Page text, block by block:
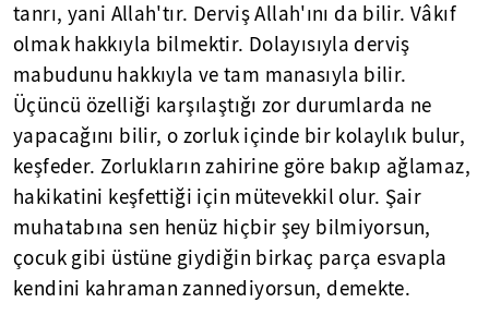
tanrı, yani Allah'tır. Derviş Allah'ını da bilir. Vâkıf
olmak hakkıyla bilmektir. Dolayısıyla derviş
mabudunu hakkıyla ve tam manasıyla bilir.
Üçüncü özelliği karşılaştığı zor durumlarda ne
yapacağını bilir, o zorluk içinde bir kolaylık bulur,
keşfeder. Zorlukların zahirine göre bakıp ağlamaz,
hakikatini keşfettiği için mütevekkil olur. Şair
muhatabına sen henüz hiçbir şey bilmiyorsun,
çocuk gibi üstüne giydiğin birkaç parça esvapla
kendini kahraman zannediyorsun, demekte.